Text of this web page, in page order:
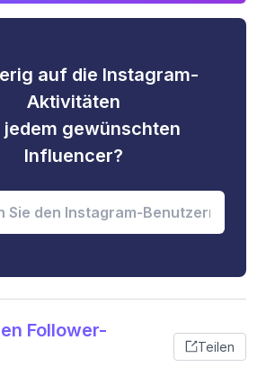
auf die Instagram-
Aktivitäten
jedem gewünschten
Influencer?
Follower-
Teilen